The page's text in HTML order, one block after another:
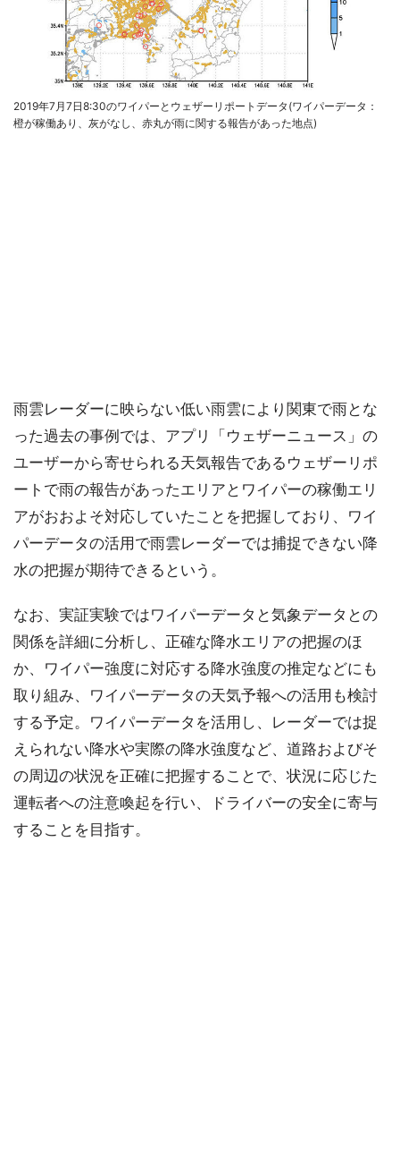
2019年7月7日8:30のワイパーとウェザーリポートデータ(ワイパーデータ：
橙が稼働あり、灰がなし、赤丸が雨に関する報告があった地点)
雨雲レーダーに映らない低い雨雲により関東で雨とな
った過去の事例では、アプリ「ウェザーニュース」の
ユーザーから寄せられる天気報告であるウェザーリポ
ートで雨の報告があったエリアとワイパーの稼働エリ
アがおおよそ対応していたことを把握しており、ワイ
パーデータの活用で雨雲レーダーでは捕捉できない降
水の把握が期待できるという。
なお、実証実験ではワイパーデータと気象データとの
関係を詳細に分析し、正確な降水エリアの把握のほ
か、ワイパー強度に対応する降水強度の推定などにも
取り組み、ワイパーデータの天気予報への活用も検討
する予定。ワイパーデータを活用し、レーダーでは捉
えられない降水や実際の降水強度など、道路およびそ
の周辺の状況を正確に把握することで、状況に応じた
運転者への注意喚起を行い、ドライバーの安全に寄与
することを目指す。